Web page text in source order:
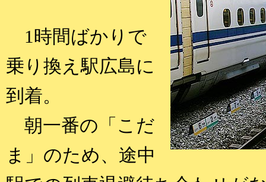
1時間ばかりで
乗り換え駅広島に
到着。
朝一番の「こだ
ま」のため、途中